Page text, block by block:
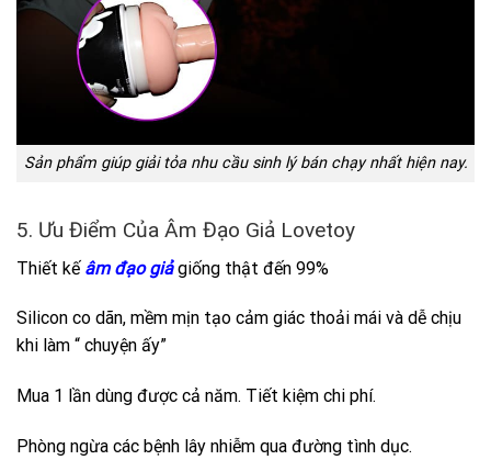
Sản phẩm giúp giải tỏa nhu cầu sinh lý bán chạy nhất hiện nay.
5. Ưu Điểm Của Âm Đạo Giả Lovetoy
Thiết kế âm đạo giảgiống thật đến 99%
Silicon co dãn, mềm mịn tạo cảm giác thoải mái và dễ chịu
khi làm “ chuyện ấy”
Mua 1 lần dùng được cả năm. Tiết kiệm chi phí.
Phòng ngừa các bệnh lây nhiễm qua đường tình dục.